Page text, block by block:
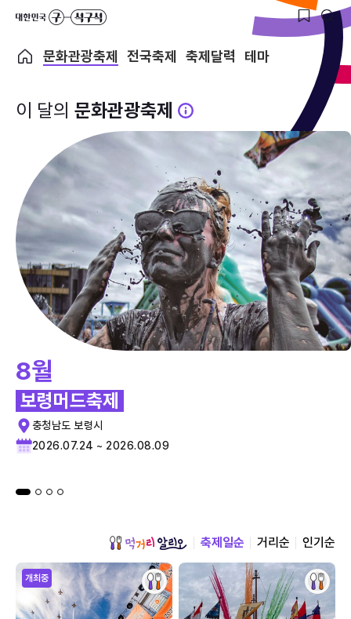
문화관광축제 전국축제 축제달력 테마
이 달의 문화관광축제
8월
보령머드축제
충청남도 보령시
2026.07.24 ~ 2026.08.09
축제일순 거리순 인기순
개최중